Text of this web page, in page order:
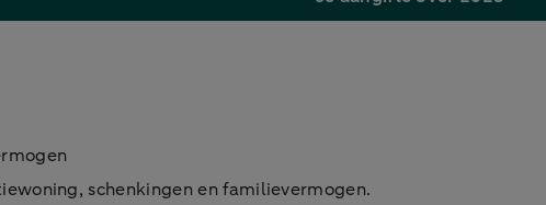
schenkingen en familievermogen.